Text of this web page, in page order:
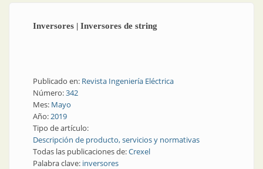
Inversores | Inversores de string
Publicado en: Revista Ingeniería Eléctrica
Número:342
Mes: Mayo
Año:2019
Tipo de artículo:
Descripción de producto, servicios y normativas
Todas las publicaciones de:Crexel
Palabra clave: inversores